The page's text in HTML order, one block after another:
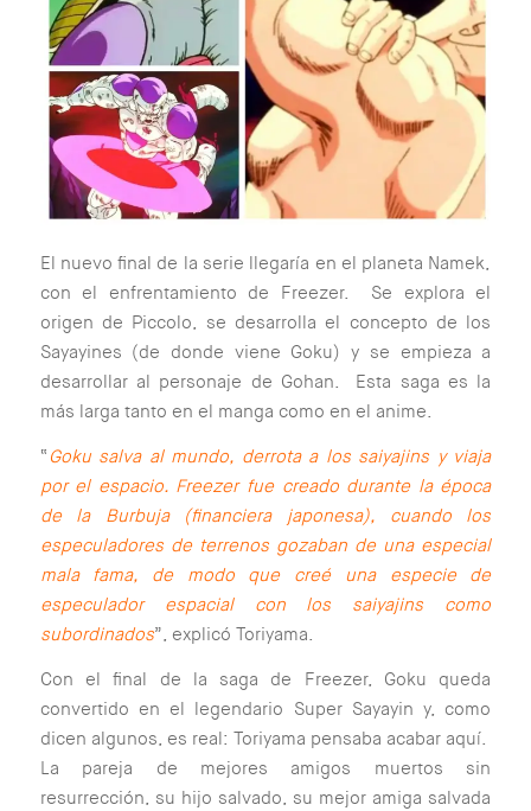
El nuevo final de la serie llegaría en el planeta Namek,
con el enfrentamiento de Freezer. Se explora el
origen de Piccolo, se desarrolla el concepto de los
Sayayines (de donde viene Goku) y se empieza a
desarrollar al personaje de Gohan. Esta saga es la
más larga tanto en el manga como en el anime.
“ Goku salva al mundo, derrota a los saiyajins y viaja
por el espacio. Freezer fue creado durante la época
de la Burbuja (financiera japonesa), cuando los
especuladores de terrenos gozaban de una especial
mala fama, de modo que creé una especie de
especulador espacial con los saiyajins como
subordinados”, explicó Toriyama.
Con el final de la saga de Freezer, Goku queda
convertido en el legendario Super Sayayin y, como
dicen algunos, es real: Toriyama pensaba acabar aquí.
La pareja de mejores amigos muertos sin
resurrección, su hijo salvado, su mejor amiga salvada